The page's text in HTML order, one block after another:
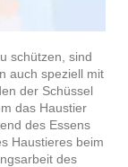
schützen, sind
auch speziell mit
der Schüssel
das Haustier
des Essens
Haustieres beim
des